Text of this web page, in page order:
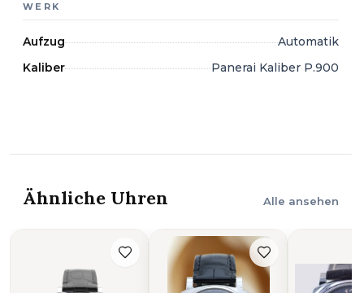
WERK
Aufzug
Automatik
Kaliber
Panerai Kaliber P.900
Ähnliche Uhren Alle ansehen